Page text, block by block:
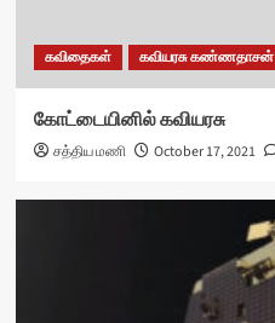
கவிதைகள் கவியரசு கண்ணதாசன்
கோட்டையினில் கவியரசு
சத்திய மணி October 17, 2021